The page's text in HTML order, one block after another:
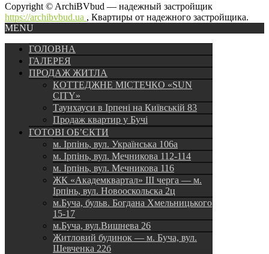
Copyright © ArchiBVbud — надежный застройщик
https://archibvbud.ua , Квартиры от надежного застройщика.
MENU
ГОЛОВНА
ГАЛЕРЕЯ
ПРОДАЖ ЖИТЛА
КОТТЕДЖНЕ МІСТЕЧКО «SUN
CITY»
Таунхауси в Ірпені на Київській 83
Продаж квартир у Бучі
ГОТОВІ ОБ’ЄКТИ
м. Ірпінь, вул. Українська 106а
м. Ірпінь, вул. Мечникова 112-114
м. Ірпінь, вул. Мечникова 116
ЖК «Академквартал» III черга — м.
Ірпінь, вул. Новооскольска 2ц
м.Буча, бульв. Богдана Хмельницького
15-17
м.Буча, вул.Вишнева 26
Житловий будинок — м. Буча, вул.
Шевченка 22б